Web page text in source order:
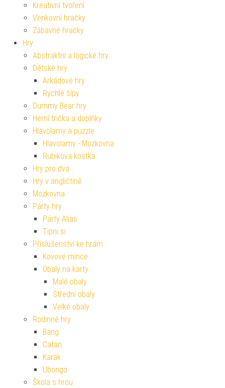
Kreativní tvoření
Venkovní hračky
Zábavné hračky
Hry
Abstraktní a logické hry
Dětské hry
Arkádové hry
Rychlé šípy
Dummy Bear hry
Herní trička a doplňky
Hlavolamy a puzzle
Hlavolamy - Mozkovna
Rubikova kostka
Hry pro dva
Hry v angličtině
Mozkovna
Párty hry
Párty Alias
Tipni si
Příslušenství ke hrám
Kovové mince
Obaly na karty
Malé obaly
Střední obaly
Velké obaly
Rodinné hry
Bang
Catan
Karak
Ubongo
Škola s hrou